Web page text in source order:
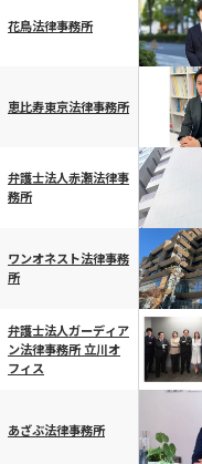
花鳥法律事務所
恵比寿東京法律事務所
弁護士法人赤瀬法律事
務所
ワンオネスト法律事務
所
弁護士法人ガーディア
ン法律事務所 立川オ
フィス
あざぶ法律事務所